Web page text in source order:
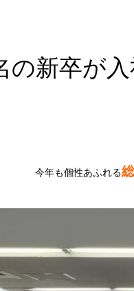
の新卒が
今年も個性あふれる